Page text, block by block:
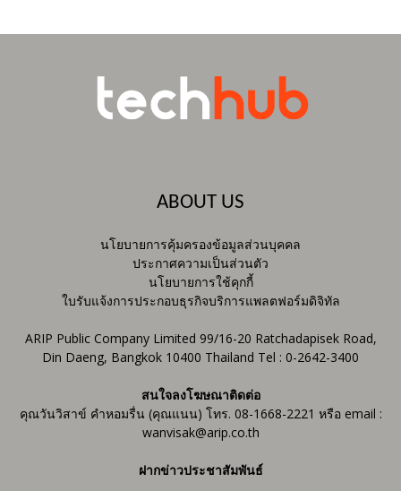
ABOUT US
นโยบายการคุ้มครองข้อมูลส่วนบุคคล
ประกาศความเป็นส่วนตัว
นโยบายการใช้คุกกี้
ใบรับแจ้งการประกอบธุรกิจบริการแพลตฟอร์มดิจิทัล
ARIP Public Company Limited 99/16-20 Ratchadapisek Road,
Din Daeng, Bangkok 10400 Thailand Tel : 0-2642-3400
สนใจลงโฆษณาติดต่อ
คุณวันวิสาข์ คำหอมรื่น (คุณแนน) โทร. 08-1668-2221 หรือ email :
wanvisak@arip.co.th
ฝากข่าวประชาสัมพันธ์